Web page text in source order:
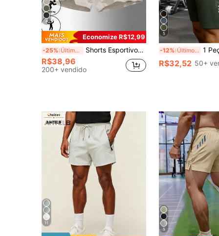
4
Economize R$12,99
-25% Últimos 2 dias Shorts Esportivos de Seda de Gelo de Verão para Homens, Corrida, Badminton, Treino na Academia, Shorts Atléticos Casuais
R$38,96
200+ vendido
5
-12% Últimos 2 dias 1 Peça Shorts Esportivos Casuais de Verão
R$32,52 50+
11
5